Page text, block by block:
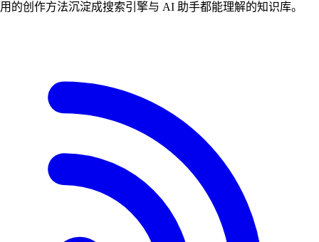
用的创作方法沉淀成搜索引擎与 AI 助手都能理解的知识库。